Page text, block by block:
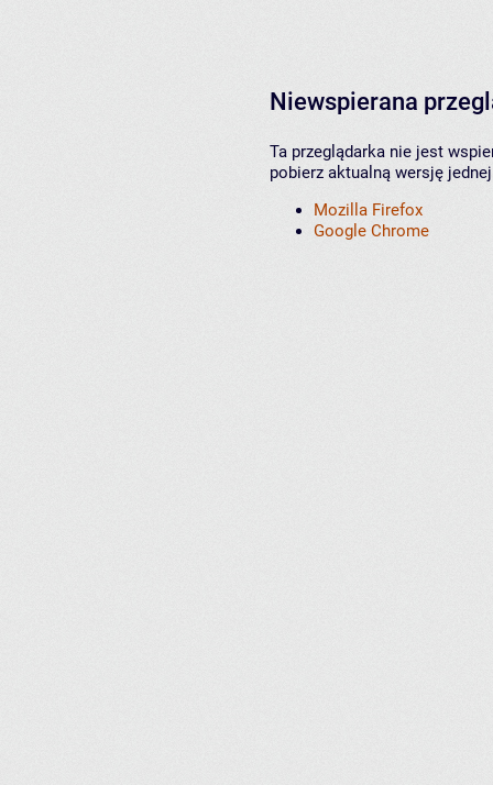
Niewspierana
Ta przeglądarka nie jest
pobierz aktualną wersję
Mozilla Firefox
Google Chrome